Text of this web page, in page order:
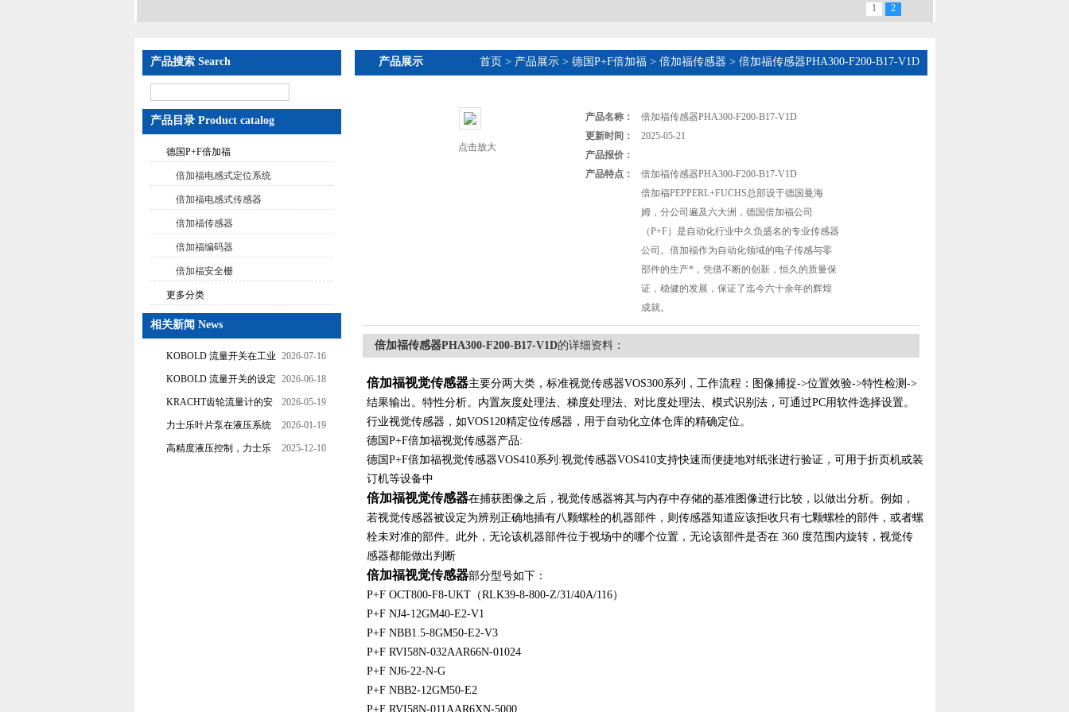
1 2
产品搜索 Search
产品目录 Product catalog
德国P+F倍加福
倍加福电感式定位系统
倍加福电感式传感器
倍加福传感器
倍加福编码器
倍加福安全栅
更多分类
相关新闻 News
KOBOLD 流量开关在工业
管道水流量监测中的应用
2026-07-16
KOBOLD 流量开关的设定
流量调节与刻度指示
2026-06-18
KRACHT齿轮流量计的安
装要求：直管段、过滤器
2026-05-19
力士乐叶片泵在液压系统
中的应用分析
2026-01-19
高精度液压控制，力士乐
2025-12-10
产品展示 首页 > 产品展示> 德国P+F倍加福 > 倍加福传感器 > 倍加福传感器PHA300-F200-B17-V1D
点击放大
产品名称：
倍加福传感器PHA300-F200-B17-V1D
更新时间：
2025-05-21
产品报价：
产品特点：
倍加福传感器PHA300-F200-B17-V1D
倍加福PEPPERL+FUCHS总部设于德国曼海
姆，分公司遍及六大洲，德国倍加福公司
（P+F）是自动化行业中久负盛名的专业传感器
公司。倍加福作为自动化领域的电子传感与零
部件的生产*，凭借不断的创新，恒久的质量保
证，稳健的发展，保证了迄今六十余年的辉煌
成就。
倍加福传感器PHA300-F200-B17-V1D的详细资料：
倍加福视觉传感器主要分两大类，标准视觉传感器VOS300系列，工作流程：图像捕捉->位置效验->特性检测->
结果输出。特性分析。内置灰度处理法、梯度处理法、对比度处理法、模式识别法，可通过PC用软件选择设置。
行业视觉传感器，如VOS120精定位传感器，用于自动化立体仓库的精确定位。
德国P+F倍加福视觉传感器产品:
德国P+F倍加福视觉传感器VOS410系列:视觉传感器VOS410支持快速而便捷地对纸张进行验证，可用于折页机或装
订机等设备中
倍加福视觉传感器在捕获图像之后，视觉传感器将其与内存中存储的基准图像进行比较，以做出分析。例如，
若视觉传感器被设定为辨别正确地插有八颗螺栓的机器部件，则传感器知道应该拒收只有七颗螺栓的部件，或者螺
栓未对准的部件。此外，无论该机器部件位于视场中的哪个位置，无论该部件是否在 360 度范围内旋转，视觉传
感器都能做出判断
倍加福视觉传感器部分型号如下：
P+F OCT800-F8-UKT（RLK39-8-800-Z/31/40A/116）
P+F NJ4-12GM40-E2-V1
P+F NBB1.5-8GM50-E2-V3
P+F RVI58N-032AAR66N-01024
P+F NJ6-22-N-G
P+F NBB2-12GM50-E2
P+F RVI58N-011AAR6XN-5000